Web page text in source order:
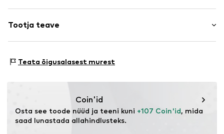
Toote nr.
Istuvus: Normaalne tegumood
Suuruste tabel
Materjal: 100% Polüester - PES
Tootja teave
75001 PARIS
Teata õigusalasest murest
Coin'id
Osta see toode nüüd ja teeni kuni +107 Coin'id, mida
saad lunastada allahindlusteks.